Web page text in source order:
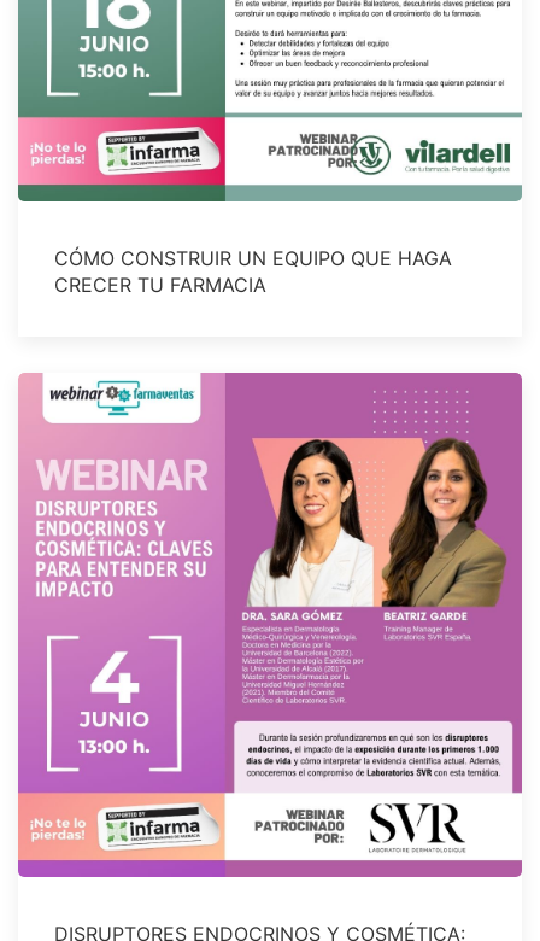
CÓMO CONSTRUIR UN EQUIPO QUE HAGA
CRECER TU FARMACIA
DISRUPTORES ENDOCRINOS Y COSMÉTICA: